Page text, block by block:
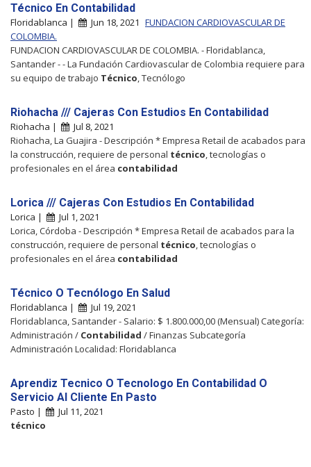
Técnico En Contabilidad
Floridablanca | Jun 18, 2021 FUNDACION CARDIOVASCULAR DE
COLOMBIA.
FUNDACION CARDIOVASCULAR DE COLOMBIA. - Floridablanca,
Santander - - La Fundación Cardiovascular de Colombia requiere para
su equipo de trabajo Técnico , Tecnólogo
Riohacha /// Cajeras Con Estudios En Contabilidad
Riohacha |
Jul 8, 2021
Riohacha, La Guajira - Descripción * Empresa Retail de acabados para
la construcción, requiere de personal técnico , tecnologías o
profesionales en el área contabilidad
Lorica /// Cajeras Con Estudios En Contabilidad
Lorica |
Jul 1, 2021
Lorica, Córdoba - Descripción * Empresa Retail de acabados para la
construcción, requiere de personal técnico , tecnologías o
profesionales en el área contabilidad
Técnico O Tecnólogo En Salud
Floridablanca |
Jul 19, 2021
Floridablanca, Santander - Salario: $ 1.800.000,00 (Mensual) Categoría:
Administración / Contabilidad / Finanzas Subcategoría
Administración Localidad: Floridablanca
Aprendiz Tecnico O Tecnologo En Contabilidad O
Servicio Al Cliente En Pasto
Pasto |
Jul 11, 2021
técnico